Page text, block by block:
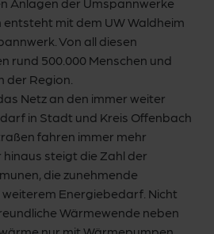
mit dem UW Waldheim
Von all diesen
rund 500.000 Menschen und
der Region.
Netz an den immer weiter
in Stadt und Kreis Offenbach
fahren immer mehr
steigt die Zahl der
die zunehmende
Energiebedarf. Nicht
Wärmewende neben